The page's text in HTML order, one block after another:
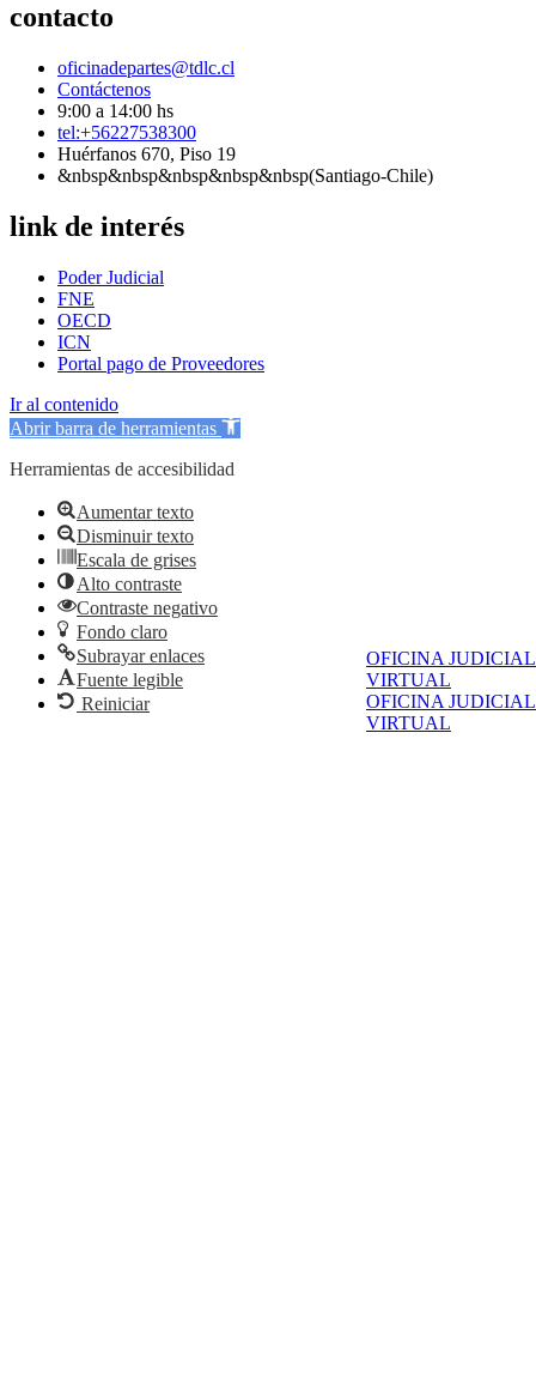
OFICINA JUDICIAL
VIRTUAL
OFICINA JUDICIAL
VIRTUAL
contacto
oficinadepartes@tdlc.cl
Contáctenos
9:00 a 14:00 hs
tel:+56227538300
Huérfanos 670, Piso 19
&nbsp&nbsp&nbsp&nbsp&nbsp(Santiago-Chile)
link de interés
Poder Judicial
FNE
OECD
ICN
Portal pago de Proveedores
Ir al contenido
Abrir barra de herramientas
Herramientas de accesibilidad
Aumentar texto
Disminuir texto
Escala de grises
Alto contraste
Contraste negativo
Fondo claro
Subrayar enlaces
Fuente legible
Reiniciar